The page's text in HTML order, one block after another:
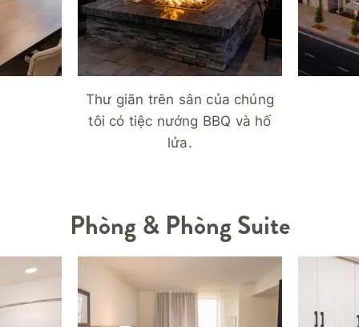
Thư giãn trên sân của chúng
tôi có tiệc nướng BBQ và hố
lửa.
Phòng & Phòng Suite